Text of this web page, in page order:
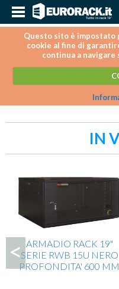
Questo sito è
cookie al fine di
continua a
IN
ARMADIO RACK 19"
SERIE RWB 15U NERO
PROFONDITA' 600 MM
<